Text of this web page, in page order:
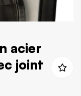
acier
joint